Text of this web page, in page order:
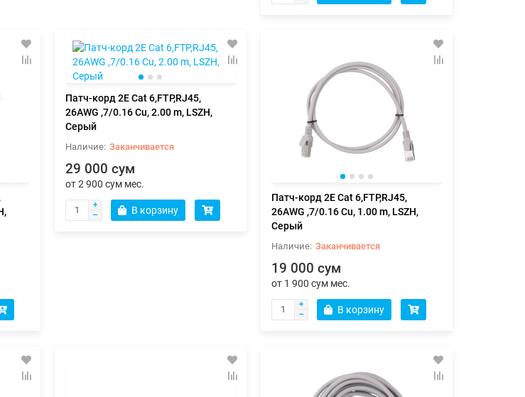
Патч-корд 2E Cat 6,FTP,RJ45,
26AWG ,7/0.16 Cu, 2.00 m, LSZH,
Серый
Заканчивается
29 000 сум
от 2 900 сум мес.
В корзину
Патч-корд 2E Cat 6,FTP,RJ45,
26AWG ,7/0.16 Cu, 1.00 m, LSZH,
Серый
Заканчивается
19 000 сум
от 1 900 сум мес.
В корзину